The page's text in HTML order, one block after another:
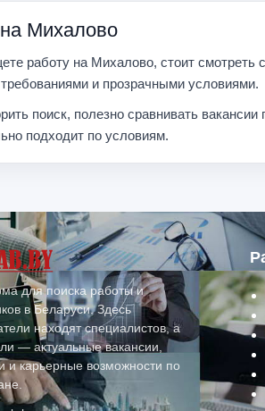
Михалово
работу на Михалово, стоит смотреть
и прозрачными условиями.
поиск, полезно сравнивать
подходит по условиям.
для поиска работы и
в Беларуси. Здесь
находят специалистов, а
— актуальные вакансии,
и карьерные возможности по